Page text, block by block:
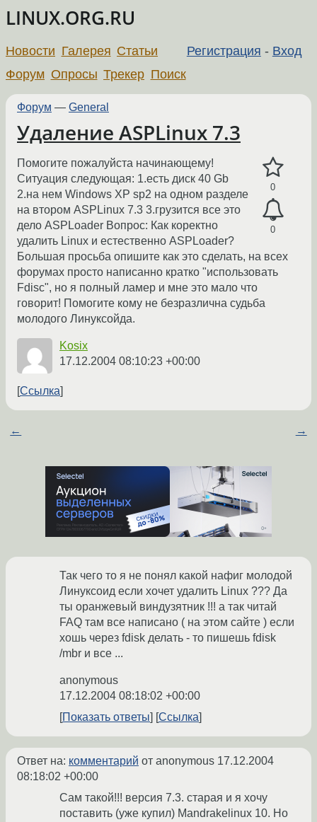
LINUX.ORG.RU
Регистрация - Вход
Новости Галерея Статьи
Форум Опросы Трекер Поиск
Форум — General
Удаление ASPLinux 7.3
0
0
Помогите пожалуйста начинающему!
Ситуация следующая: 1.есть диск 40 Gb
2.на нем Windows XP sp2 на одном разделе
на втором ASPLinux 7.3 3.грузится все это
дело ASPLoader Вопрос: Как коректно
удалить Linux и естественно ASPLoader?
Большая просьба опишите как это сделать, на всех
форумах просто написанно кратко "использовать
Fdisc", но я полный ламер и мне это мало что
говорит! Помогите кому не безразлична судьба
молодого Линуксойда.
Kosix
17.12.2004 08:10:23 +00:00
Ссылка
← →
Так чего то я не понял какой нафиг молодой
Линуксоид если хочет удалить Linux ??? Да
ты оранжевый виндузятник !!! а так читай
FAQ там все написано ( на этом сайте ) если
хошь через fdisk делать - то пишешь fdisk
/mbr и все ...
anonymous
17.12.2004 08:18:02 +00:00
Показать ответы
Ссылка
Ответ на: комментарий от anonymous 17.12.2004
08:18:02 +00:00
Сам такой!!! версия 7.3. старая и я хочу
поставить (уже купил) Mandrakelinux 10. Но